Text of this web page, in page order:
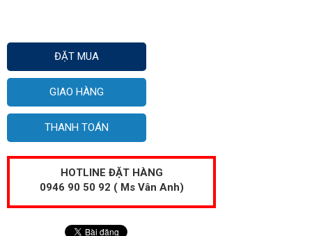
ĐẶT MUA
GIAO HÀNG
THANH TOÁN
HOTLINE ĐẶT HÀNG
0946 90 50 92 ( Ms Vân Anh)